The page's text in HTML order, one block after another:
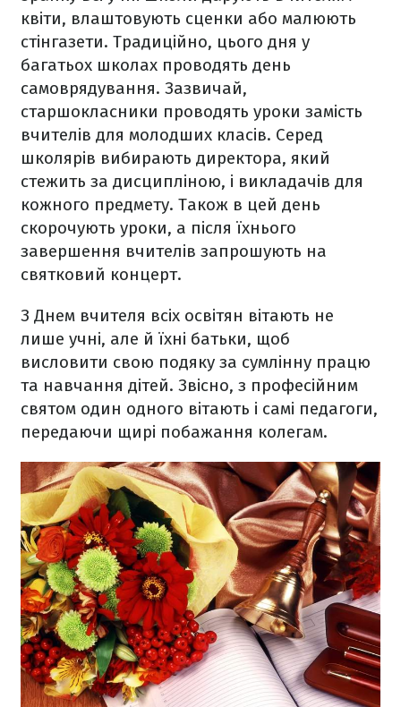
квіти, влаштовують сценки або малюють
стінгазети. Традиційно, цього дня у
багатьох школах проводять день
самоврядування. Зазвичай,
старшокласники проводять уроки замість
вчителів для молодших класів. Серед
школярів вибирають директора, який
стежить за дисципліною, і викладачів для
кожного предмету. Також в цей день
скорочують уроки, а після їхнього
завершення вчителів запрошують на
святковий концерт.
З Днем вчителя всіх освітян вітають не
лише учні, але й їхні батьки, щоб
висловити свою подяку за сумлінну працю
та навчання дітей. Звісно, з професійним
святом один одного вітають і самі педагоги,
передаючи щирі побажання колегам.